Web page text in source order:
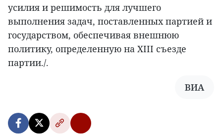
усилия и решимость для лучшего
выполнения задач, поставленных партией и
государством, обеспечивая внешнюю
политику, определенную на XIII съезде
партии./.
ВИА